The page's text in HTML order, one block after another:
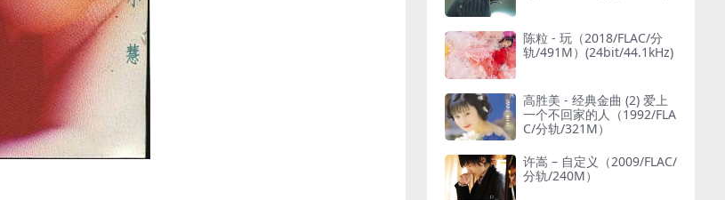
陈粒 - 玩（2018/FLAC/分
轨/491M）(24bit/44.1kHz)
高胜美 - 经典金曲 (2) 爱上
一个不回家的人（1992/FLA
C/分轨/321M）
许嵩 – 自定义（2009/FLAC/
分轨/240M）